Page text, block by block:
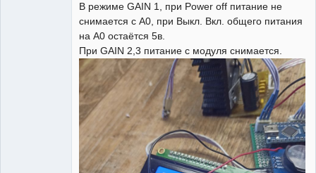
В режиме GAIN 1, при Power off питание не
снимается с А0, при Выкл. Вкл. общего питания
на А0 остаётся 5в.
При GAIN 2,3 питание с модуля снимается.